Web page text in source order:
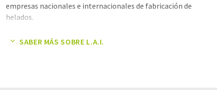
empresas nacionales e internacionales de fabricación de
helados.
Nota: Este artículo ha sido traducido utilizando un sistema
SABER MÁS SOBRE L.A.I.